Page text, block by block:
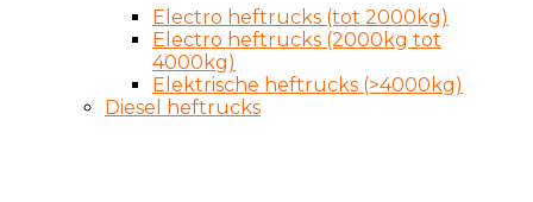
Electro heftrucks (tot 2000kg)
Electro heftrucks (2000kg tot
4000kg)
Elektrische heftrucks (>4000kg)
Diesel heftrucks